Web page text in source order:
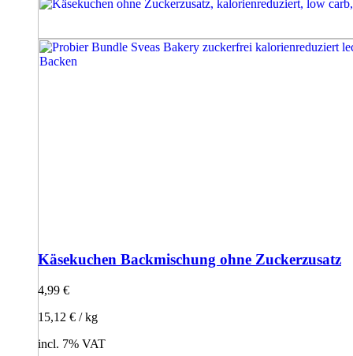
Käsekuchen Backmischung ohne Zuckerzusatz
4,99 €
15,12 € /kg
incl. 7% VAT